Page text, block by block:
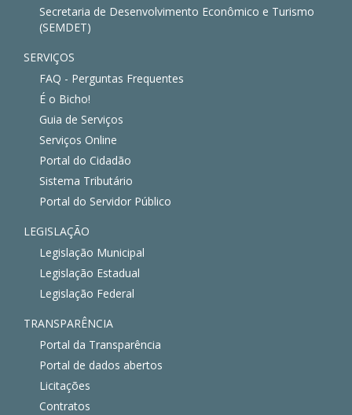
Secretaria de Desenvolvimento Econômico e Turismo
(SEMDET)
SERVIÇOS
FAQ - Perguntas Frequentes
É o Bicho!
Guia de Serviços
Serviços Online
Portal do Cidadão
Sistema Tributário
Portal do Servidor Público
LEGISLAÇÃO
Legislação Municipal
Legislação Estadual
Legislação Federal
TRANSPARÊNCIA
Portal da Transparência
Portal de dados abertos
Licitações
Contratos